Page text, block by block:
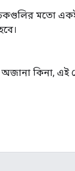
মতো একই
অজানা কিনা,